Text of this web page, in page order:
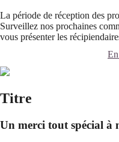
La période de réception des
Surveillez nos prochaines
vous présenter les
Titre
Un merci tout spécial